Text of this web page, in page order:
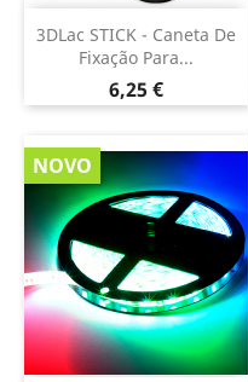
3DLac STICK - Caneta De
Fixação Para...
Preço
6,25 €
NOVO